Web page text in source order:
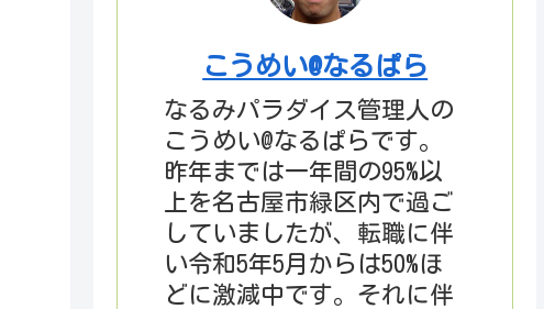
こうめい@なるぱら
なるみパラダイス管理人の
こうめい@なるぱらです。
昨年までは一年間の95%以
上を名古屋市緑区内で過ご
していましたが、転職に伴
い令和5年5月からは50%ほ
どに激減中です。それに伴